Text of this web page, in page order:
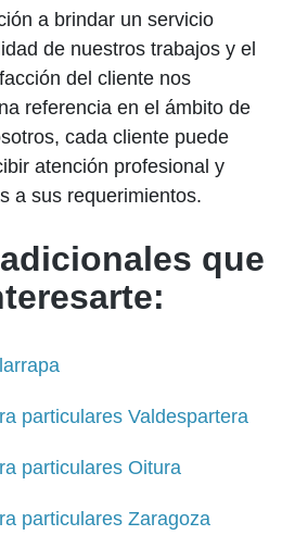
a brindar un servicio
de nuestros trabajos y el
del cliente nos
referencia en el ámbito de
cada cliente puede
atención profesional y
a sus requerimientos.
que
particulares Valdespartera
particulares Oitura
particulares Zaragoza